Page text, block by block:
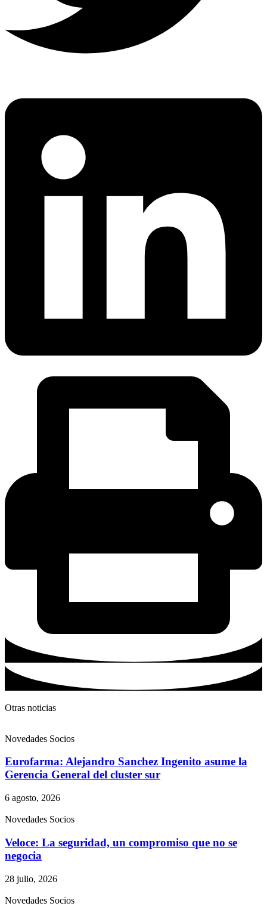
Otras noticias
Novedades Socios
Eurofarma: Alejandro Sanchez Ingenito asume la
Gerencia General del cluster sur
6 agosto, 2026
Novedades Socios
Veloce: La seguridad, un compromiso que no se
negocia
28 julio, 2026
Novedades Socios